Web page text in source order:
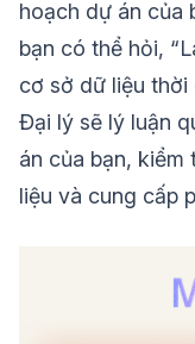
hoạch dự án của
bạn có thể hỏi,
cơ sở dữ liệu thời
Đại lý sẽ lý luận
án của bạn,
liệu và cung cấp